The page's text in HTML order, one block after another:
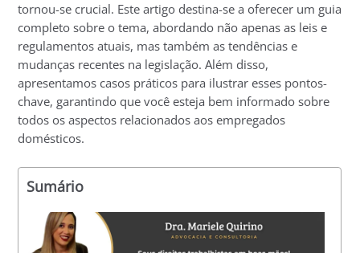
tornou-se crucial. Este artigo destina-se a oferecer um guia
completo sobre o tema, abordando não apenas as leis e
regulamentos atuais, mas também as tendências e
mudanças recentes na legislação. Além disso,
apresentamos casos práticos para ilustrar esses pontos-
chave, garantindo que você esteja bem informado sobre
todos os aspectos relacionados aos empregados
domésticos.
Sumário